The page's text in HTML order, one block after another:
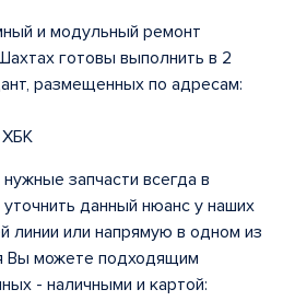
и модульный ремонт
готовы выполнить в 2
размещенных по адресам:
ХБК
запчасти всегда в
данный нюанс у наших
линии или напрямую в одном из
Вы можете подходящим
- наличными и картой: